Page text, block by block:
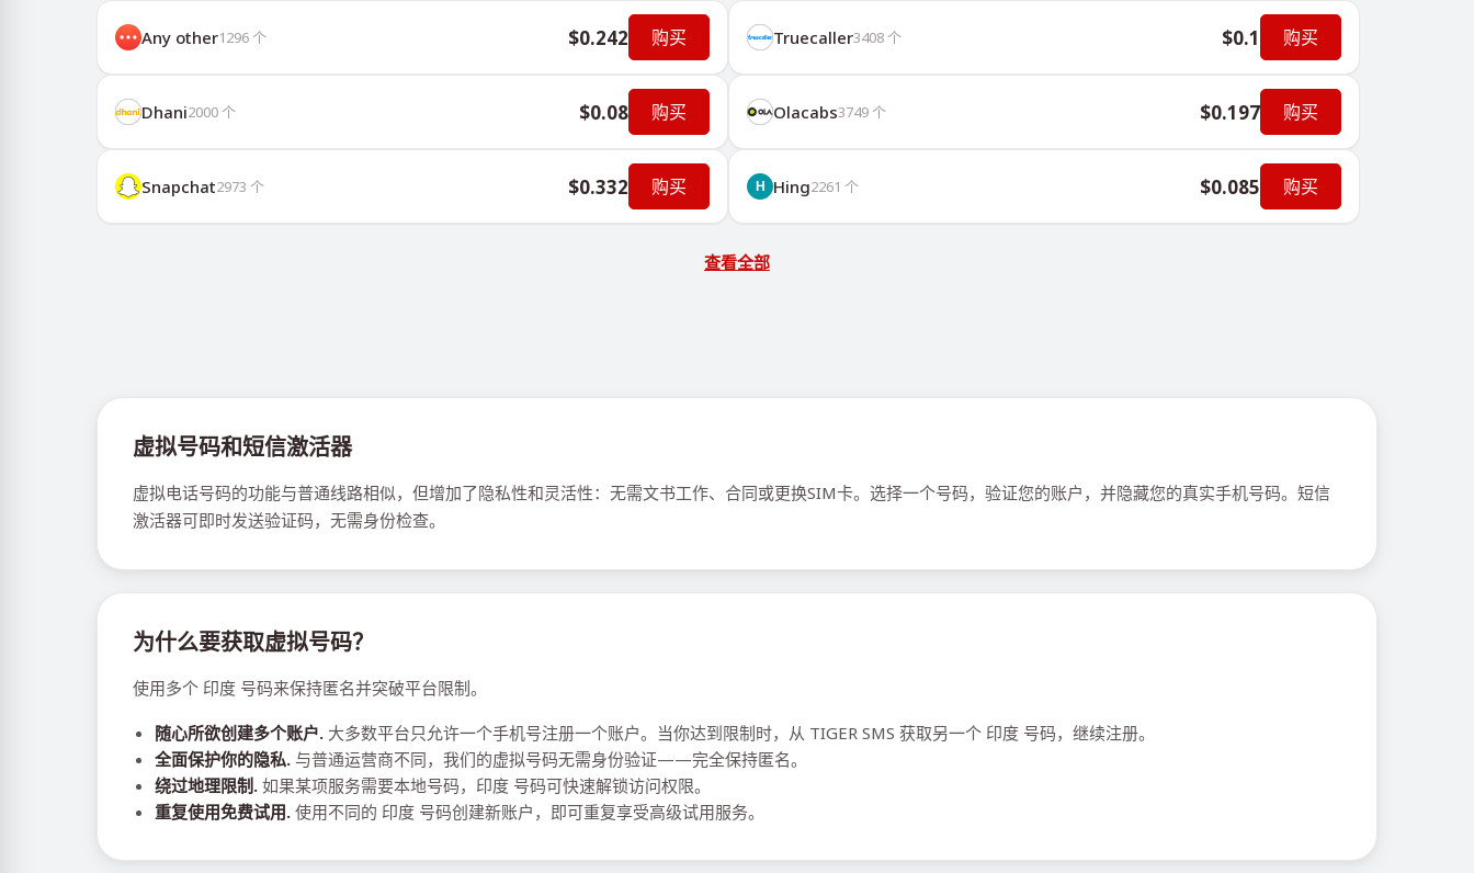
Any other1296个 $0.242 购买 Truecaller3408个 $0.1 购买
Dhani2000个 $0.08 购买 Olacabs3749个 $0.197 购买
Snapchat2973 个 $0.332 购买 Hing2261 个 $0.085 购买
查看全部
虚拟号码和短信激活器
虚拟电话号码的功能与普通线路相似，但增加了隐私性和灵活性：无需文书工作、合同或更换SIM卡。选择一个号码，验证您的账户，并隐藏您的真实手机号码。短信
激活器可即时发送验证码，无需身份检查。
为什么要获取虚拟号码？
使用多个 印度 号码来保持匿名并突破平台限制。
随心所欲创建多个账户. 大多数平台只允许一个手机号注册一个账户。当你达到限制时，从 TIGER SMS 获取另一个 印度 号码，继续注册。
全面保护你的隐私. 与普通运营商不同，我们的虚拟号码无需身份验证——完全保持匿名。
绕过地理限制. 如果某项服务需要本地号码，印度 号码可快速解锁访问权限。
重复使用免费试用. 使用不同的 印度 号码创建新账户，即可重复享受高级试用服务。